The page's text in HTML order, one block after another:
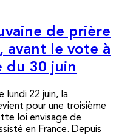
de prière
avant le vote à
du 30 juin
lundi 22 juin, la
pour une troisième
loi envisage de
en France. Depuis